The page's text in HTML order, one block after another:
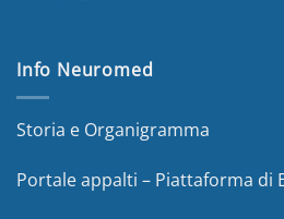
Info Neuromed
Storia e Organigramma
Portale appalti – Piattaforma di